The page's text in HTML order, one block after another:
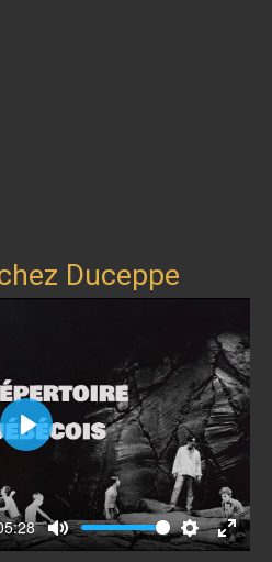
Duceppe
Mute SettingsEnter
Play